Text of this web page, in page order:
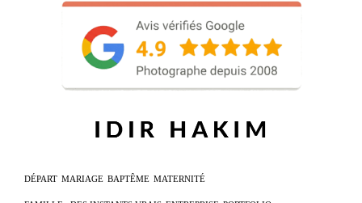
DÉPART MARIAGE BAPTÊME MATERNITÉ